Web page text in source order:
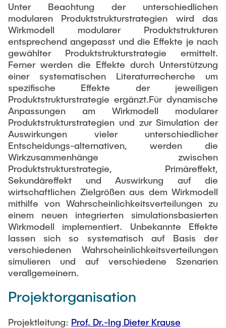
Unter Beachtung der unterschiedlichen
modularen Produktstrukturstrategien wird das
Wirkmodell modularer Produktstrukturen
entsprechend angepasst und die Effekte je nach
gewählter Produktstrukturstrategie ermittelt.
Ferner werden die Effekte durch Unterstützung
einer systematischen Literaturrecherche um
spezifische Effekte der jeweiligen
Produktstrukturstrategie ergänzt.Für dynamische
Anpassungen am Wirkmodell modularer
Produktstrukturstrategien und zur Simulation der
Auswirkungen vieler unterschiedlicher
Entscheidungs-alternativen, werden die
Wirkzusammenhänge zwischen
Produktstrukturstrategie, Primäreffekt,
Sekundäreffekt und Auswirkung auf die
wirtschaftlichen Zielgrößen aus dem Wirkmodell
mithilfe von Wahrscheinlichkeitsverteilungen zu
einem neuen integrierten simulationsbasierten
Wirkmodell implementiert. Unbekannte Effekte
lassen sich so systematisch auf Basis der
verschiedenen Wahrscheinlichkeitsverteilungen
simulieren und auf verschiedene Szenarien
verallgemeinern.
Projektorganisation
Projektleitung: Prof. Dr.-Ing Dieter Krause